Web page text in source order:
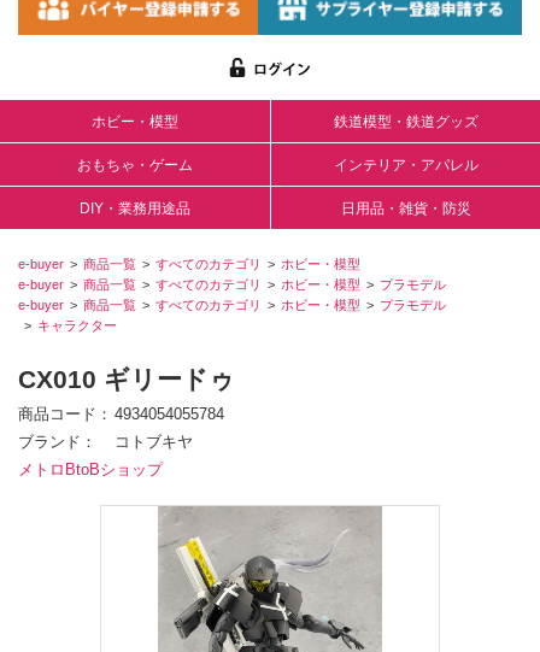
ホビー・模型 鉄道模型・鉄道グッズ
おもちゃ・ゲーム インテリア・アパレル
DIY・業務用途品 日用品・雑貨・防災
e-buyer 商品一覧 すべてのカテゴリ
ホビー・模型
e-buyer
商品一覧 すべてのカテゴリ ホビー・模型
プラモデル
e-buyer
商品一覧 すべてのカテゴリ ホビー・模型
プラモデル
キャラクター
CX010 ギリードゥ
商品コード
4934054055784
ブランド
コトブキヤ
メトロBtoBショップ